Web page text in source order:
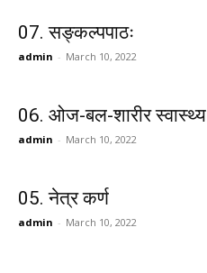
07. सङ्कल्पपाठः
admin - March 10, 2022
06. ओज-बल-शारीर स्वास्थ्य
admin - March 10, 2022
05. नेत्र कर्ण
admin - March 10, 2022